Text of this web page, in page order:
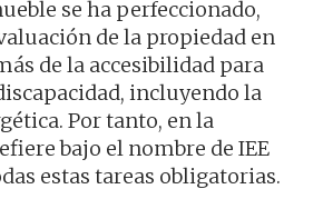
se ha perfeccionado,
de la propiedad en
de la accesibilidad para
incluyendo la
Por tanto, en la
bajo el nombre de IEE
estas tareas obligatorias.